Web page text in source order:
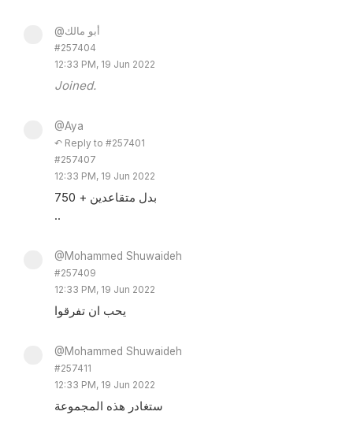
@أبو مالك
#257404
12:33 PM, 19 Jun 2022
Joined.
@Aya
↶ Reply to #257401
#257407
12:33 PM, 19 Jun 2022
750 + بدل متقاعدين
..
@Mohammed Shuwaideh
#257409
12:33 PM, 19 Jun 2022
يحب ان تفرقوا
@Mohammed Shuwaideh
#257411
12:33 PM, 19 Jun 2022
ستغادر هذه المجموعة